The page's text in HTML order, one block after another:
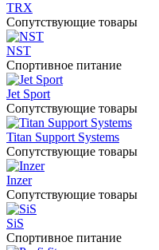
TRX
Сопутствующие товары
NST
Спортивное питание
Jet Sport
Сопутствующие товары
Titan Support Systems
Сопутствующие товары
Inzer
Сопутствующие товары
SiS
Спортивное питание